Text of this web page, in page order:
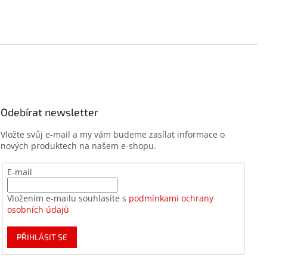
Odebírat newsletter
Vložte svůj e-mail a my vám budeme zasílat informace o
nových produktech na našem e-shopu.
E-mail
Vložením e-mailu souhlasíte s podmínkami ochrany
osobních údajů
PŘIHLÁSIT SE